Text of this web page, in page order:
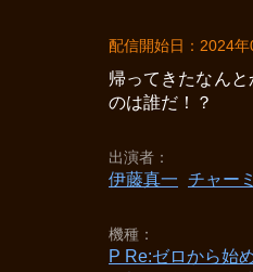
配信開始日：2024年
帰ってきたなん
のは誰だ！？
出演者
伊藤真一 チャー
機種
P Re:ゼロから始